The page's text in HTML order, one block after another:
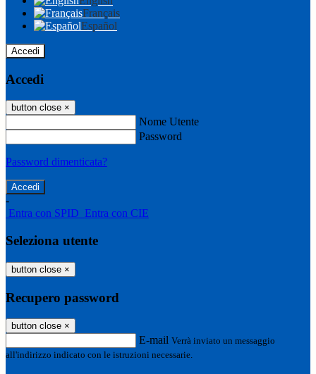
Français
Español
Accedi
Accedi
button close ×
Nome Utente
Password
Password dimenticata?
-
Entra con SPID Entra con CIE
Seleziona utente
button close ×
Recupero password
button close ×
E-mail Verrà inviato un messaggio
all'indirizzo indicato con le istruzioni necessarie.